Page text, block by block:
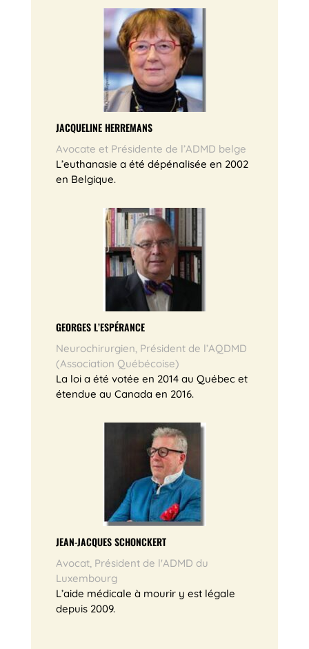
JACQUELINE HERREMANS
Avocate et Présidente de l’ADMD belge
L’euthanasie a été dépénalisée en 2002
en Belgique.
GEORGES L’ESPÉRANCE
Neurochirurgien, Président de l’AQDMD
(Association Québécoise)
La loi a été votée en 2014 au Québec et
étendue au Canada en 2016.
JEAN-JACQUES SCHONCKERT
Avocat, Président de l'ADMD du
Luxembourg
L’aide médicale à mourir y est légale
depuis 2009.